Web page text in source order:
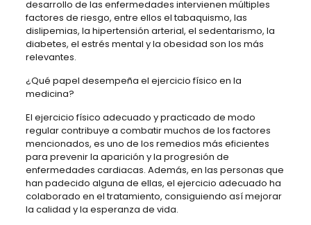
desarrollo de las enfermedades intervienen múltiples
factores de riesgo, entre ellos el tabaquismo, las
dislipemias, la hipertensión arterial, el sedentarismo, la
diabetes, el estrés mental y la obesidad son los más
relevantes.
¿Qué papel desempeña el ejercicio físico en la
medicina?
El ejercicio físico adecuado y practicado de modo
regular contribuye a combatir muchos de los factores
mencionados, es uno de los remedios más eficientes
para prevenir la aparición y la progresión de
enfermedades cardiacas. Además, en las personas que
han padecido alguna de ellas, el ejercicio adecuado ha
colaborado en el tratamiento, consiguiendo así mejorar
la calidad y la esperanza de vida.